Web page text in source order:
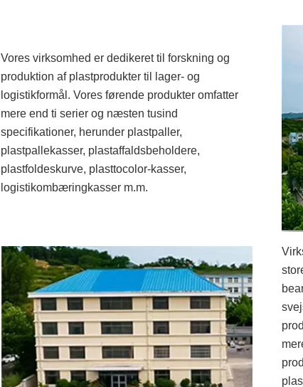
Vores virksomhed er dedikeret til forskning og
produktion af plastprodukter til lager- og
logistikformål. Vores førende produkter omfatter
mere end ti serier og næsten tusind
specifikationer, herunder plastpaller,
plastpallekasser, plastaffaldsbeholdere,
plastfoldeskurve, plasttocolor-kasser,
logistikombæringkasser m.m.